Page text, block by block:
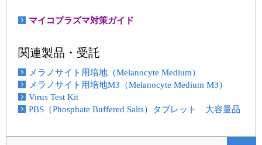
マイコプラズマ対策ガイド
関連製品・受託
メラノサイト用培地（Melanocyte Medium）
メラノサイト用培地M3（Melanocyte Medium M3）
Virus Test Kit
PBS（Phosphate Buffered Salts）タブレット 大容量品